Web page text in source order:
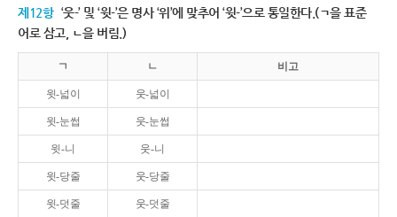
제12항 ‘웃-’ 및 ‘윗-’은 명사 ‘위’에 맞추어 ‘윗-’으로 통일한다.(ㄱ을 표준
어로 삼고, ㄴ을 버림.)
ㄱ ㄴ 비고
윗-넓이 웃-넓이
윗-눈썹 웃-눈썹
윗-니 웃-니
윗-당줄 웃-당줄
윗-덧줄 웃-덧줄